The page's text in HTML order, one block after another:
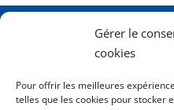
Gérer le
cookies
Pour offrir les meilleures
telles que les cookies pour stocker
2 Rue Dame
Horaires Lundi de